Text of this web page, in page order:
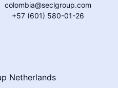
colombia@seclgroup.com
+57 (601) 580-01-26